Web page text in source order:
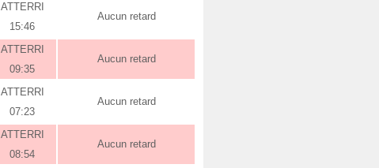
ATTERRI
15:46
Aucun retard
ATTERRI
09:35
Aucun retard
ATTERRI
07:23
Aucun retard
ATTERRI
08:54
Aucun retard